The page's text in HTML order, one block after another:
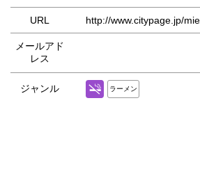
URL http://www.citypage.jp/
メールアド
レス
ジャンル ラーメン